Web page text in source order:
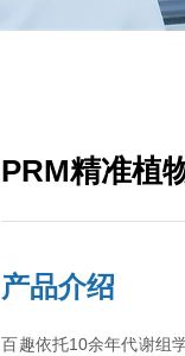
PRM精准植
产品介绍
百趣依托10余年代谢组